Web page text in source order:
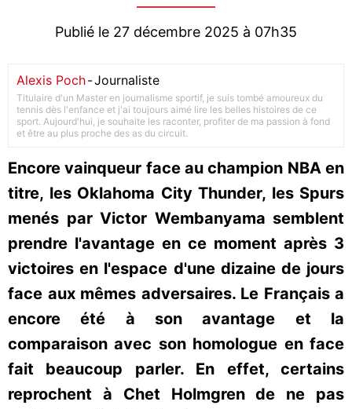
Publié le 27 décembre 2025 à 07h35
Alexis Poch-Journaliste
Titulaire d'un Master en journalisme sportif, je suis tombé amoureux du
tennis dès l'enfance et j'ai toujours aimé lire les belles histoires de ce
sport. Aujourd'hui, je souhaite les raconter, profiter de ma passion à fond
et être au plus proche des as du circuit.
Encore vainqueur face au champion NBA en
titre, les Oklahoma City Thunder, les Spurs
menés par Victor Wembanyama semblent
prendre l'avantage en ce moment après 3
victoires en l'espace d'une dizaine de jours
face aux mêmes adversaires. Le Français a
encore été à son avantage et la
comparaison avec son homologue en face
fait beaucoup parler. En effet, certains
reprochent à Chet Holmgren de ne pas